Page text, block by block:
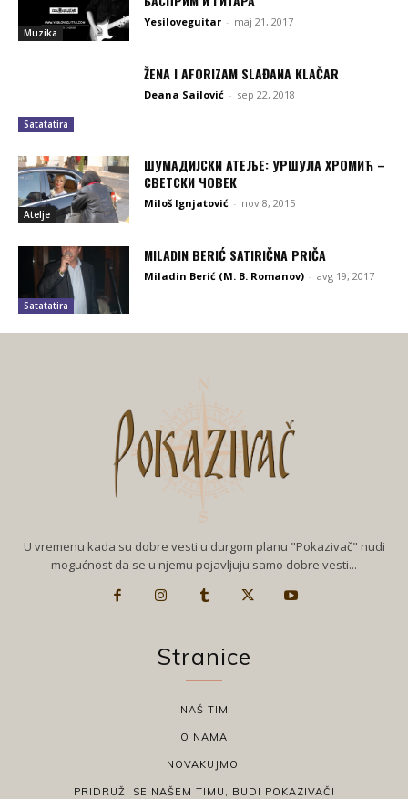
Muzika
Yesiloveguitar - maj 21, 2017
Satatatira
ŽENA I AFORIZAM SLAĐANA KLAČAR
Deana Sailović - sep 22, 2018
Atelje
ШУМАДИЈСКИ АТЕЉЕ: УРШУЛА ХРОМИЋ –
СВЕТСКИ ЧОВЕК
Miloš Ignjatović - nov 8, 2015
Satatatira
MILADIN BERIĆ SATIRIČNA PRIČA
Miladin Berić (M. B. Romanov) - avg 19, 2017
U vremenu kada su dobre vesti u durgom planu "Pokazivač" nudi
mogućnost da se u njemu pojavljuju samo dobre vesti...
Stranice
NAŠ TIM
O NAMA
NOVAKUJMO!
PRIDRUŽI SE NAŠEM TIMU, BUDI POKAZIVAČ!